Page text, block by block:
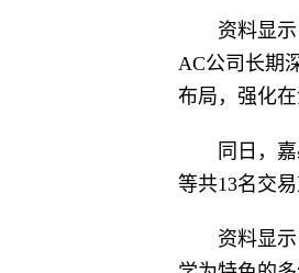
资料显
AC公司长期
布局，强化
同日，
等共13名交
资料显